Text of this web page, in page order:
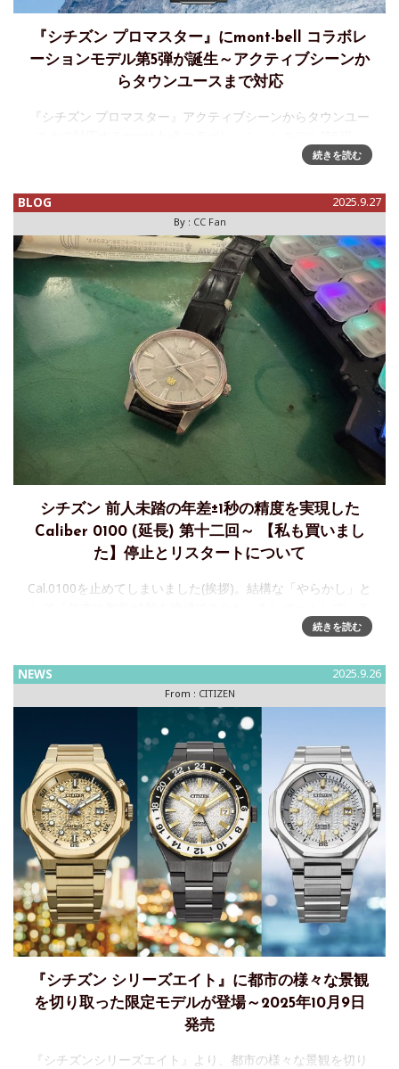
『シチズン プロマスター』にmont-bell コラボレ
ーションモデル第5弾が誕生～アクティブシーンか
らタウンユースまで対応
『シチズン プロマスター』アクティブシーンからタウンユー
2025年10月9日に発売シチズン時計株式会社は、プロフェッ
続きを読む
BLOG 2025.9.27
By : CC Fan
シチズン 前人未踏の年差±1秒の精度を実現した
Caliber 0100 (延長) 第十二回～ 【私も買いまし
た】停止とリスタートについて
Cal.0100を止めてしまいました(挨拶)。結構な「やらかし」と
シチズンのキャリバー0100の精度確認、エコ・ドライブに光
続きを読む
NEWS 2025.9.26
From : CITIZEN
『シチズン シリーズエイト』に都市の様々な景観
を切り取った限定モデルが登場～2025年10月9⽇
発売
『シチズンシリーズエイト』より、都市の様々な景観を切り